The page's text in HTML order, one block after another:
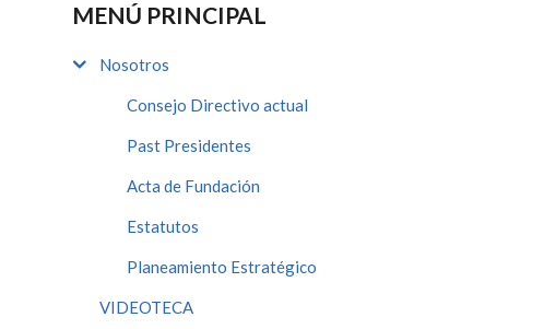
MENÚ PRINCIPAL
Nosotros
Consejo Directivo actual
Past Presidentes
Acta de Fundación
Estatutos
Planeamiento Estratégico
VIDEOTECA